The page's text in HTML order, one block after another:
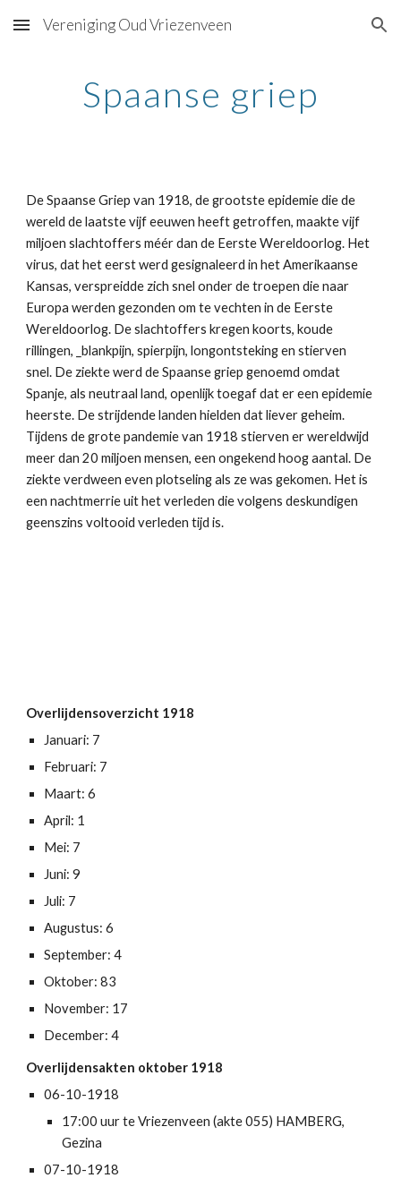
Skip to main content Skip to navigation
Vereniging Oud Vriezenveen
Spaanse griep
De Spaanse Griep van 1918, de grootste epidemie die de
wereld de laatste vijf eeuwen heeft getroffen, maakte vijf
miljoen slachtoffers méér dan de Eerste Wereldoorlog. Het
virus, dat het eerst werd gesignaleerd in het Amerikaanse
Kansas, verspreidde zich snel onder de troepen die naar
Europa werden gezonden om te vechten in de Eerste
Wereldoorlog. De slachtoffers kregen koorts, koude
rillingen, _blankpijn, spierpijn, longontsteking en stierven
snel. De ziekte werd de Spaanse griep genoemd omdat
Spanje, als neutraal land, openlijk toegaf dat er een epidemie
heerste. De strijdende landen hielden dat liever geheim.
Tijdens de grote pandemie van 1918 stierven er wereldwijd
meer dan 20 miljoen mensen, een ongekend hoog aantal. De
ziekte verdween even plotseling als ze was gekomen. Het is
een nachtmerrie uit het verleden die volgens deskundigen
geenszins voltooid verleden tijd is.
Overlijdensoverzicht 1918
Januari: 7
Februari: 7
Maart: 6
April: 1
Mei: 7
Juni: 9
Juli: 7
Augustus: 6
September: 4
Oktober: 83
November: 17
December: 4
Overlijdensakten oktober 1918
06-10-1918
17:00 uur te Vriezenveen (akte 055) HAMBERG,
Gezina
07-10-1918